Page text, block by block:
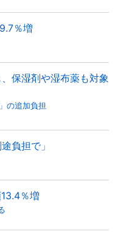
％増
保湿剤や湿布薬も対象
の追加負担
負担で」
％増